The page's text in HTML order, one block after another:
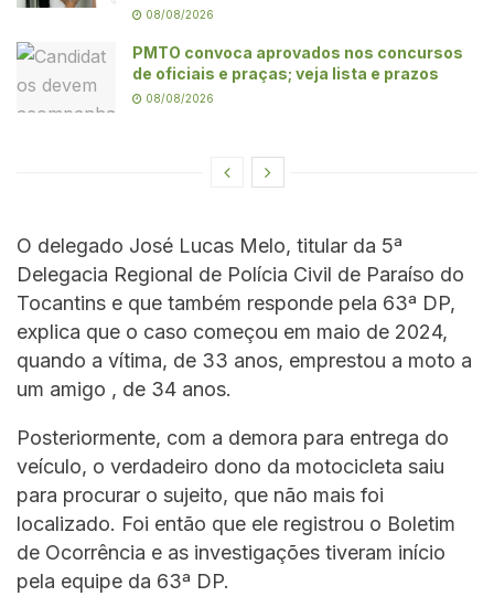
08/08/2026
PMTO convoca aprovados nos concursos
de oficiais e praças; veja lista e prazos
08/08/2026
O delegado José Lucas Melo, titular da 5ª
Delegacia Regional de Polícia Civil de Paraíso do
Tocantins e que também responde pela 63ª DP,
explica que o caso começou em maio de 2024,
quando a vítima, de 33 anos, emprestou a moto a
um amigo , de 34 anos.
Posteriormente, com a demora para entrega do
veículo, o verdadeiro dono da motocicleta saiu
para procurar o sujeito, que não mais foi
localizado. Foi então que ele registrou o Boletim
de Ocorrência e as investigações tiveram início
pela equipe da 63ª DP.